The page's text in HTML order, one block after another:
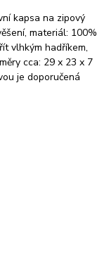
kapsa na zipový
materiál: 100%
vlhkým hadříkem,
cca: 29 x 23 x 7
je doporučená